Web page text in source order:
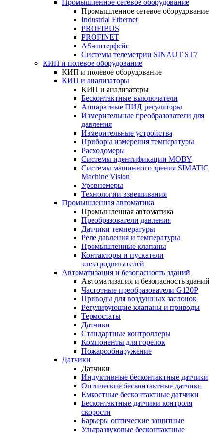
Промышленное сетевое оборудование
Промышленное сетевое оборудование
Industrial Ethernet
PROFIBUS
PROFINET
AS-интерфейс
Системы телеметрии SINAUT ST7
КИП и полевое оборудование
КИП и полевое оборудование
КИП и анализаторы
КИП и анализаторы
Бесконтактные выключатели
Аппаратные ПИД-регуляторы
Измерительные преобразователи для
давления
Измерительные устройства
Приборы измерения температуры
Расходомеры
Системы идентификации MOBY
Системы машинного зрения SIMATIC
Machine Vision
Уровнемеры
Технологии взвешивания
Промышленная автоматика
Промышленная автоматика
Преобразователи давления
Датчики температуры
Реле давления и температуры
Промышленные клапаны
Контакторы и пускатели
электродвигателей
Автоматизация и безопасность зданий
Автоматизация и безопасность зданий
Частотные преобразователи G120P
Приводы для воздушных заслонок
Регулирующие клапаны и приводы
Термостаты
Датчики
Стандартные контроллеры
Компоненты для горелок
Пожарообнаружение
Датчики
Датчики
Индуктивные бесконтактные датчики
Оптические бесконтактные датчики
Емкостные бесконтактные датчики
Бесконтактные датчики контроля
скорости
Барьеры оптические защитные
Ультразвуковые бесконтактные